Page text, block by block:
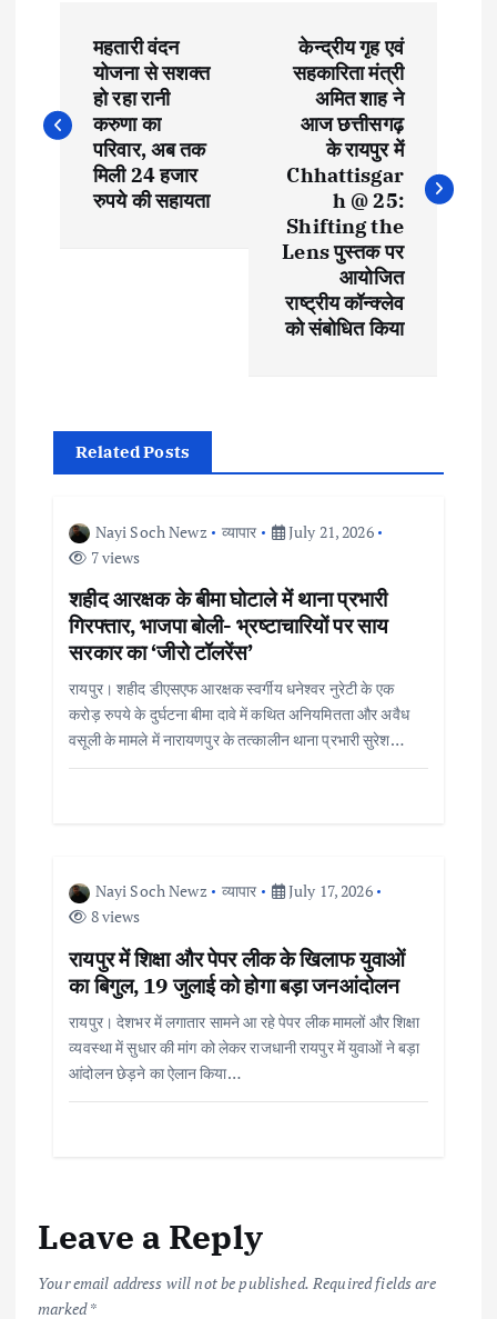
s
g
महतारी वंदन
योजना से सशक्त
हो रहा रानी
करुणा का
परिवार, अब तक
मिली 24 हजार
रुपये की सहायता
केन्द्रीय गृह एवं
सहकारिता मंत्री
अमित शाह ने
आज छत्तीसगढ़
के रायपुर में
Chhattisgar
h @ 25:
Shifting the
Lens पुस्तक पर
आयोजित
राष्ट्रीय कॉन्क्लेव
को संबोधित किया
Related Posts
Nayi Soch Newz व्यापार
July 21, 2026
7 views
शहीद आरक्षक के बीमा घोटाले में थाना प्रभारी
गिरफ्तार, भाजपा बोली- भ्रष्टाचारियों पर साय
सरकार का ‘जीरो टॉलरेंस’
रायपुर। शहीद डीएसएफ आरक्षक स्वर्गीय धनेश्वर नुरेटी के एक
करोड़ रुपये के दुर्घटना बीमा दावे में कथित अनियमितता और अवैध
वसूली के मामले में नारायणपुर के तत्कालीन थाना प्रभारी सुरेश…
Nayi Soch Newz व्यापार
July 17, 2026
8 views
रायपुर में शिक्षा और पेपर लीक के खिलाफ युवाओं
का बिगुल, 19 जुलाई को होगा बड़ा जनआंदोलन
रायपुर। देशभर में लगातार सामने आ रहे पेपर लीक मामलों और शिक्षा
व्यवस्था में सुधार की मांग को लेकर राजधानी रायपुर में युवाओं ने बड़ा
आंदोलन छेड़ने का ऐलान किया…
Leave a Reply
Your email address will not be published. Required fields are
marked*